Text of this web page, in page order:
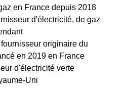
en France depuis 2018
d'électricité, de gaz
originaire du
en 2019 en France
d'électricité verte
Uni